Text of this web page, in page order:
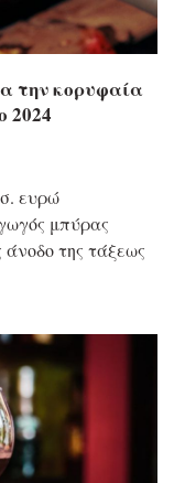
την κορυφαία
2024
ευρώ
μπύρας
της τάξεως